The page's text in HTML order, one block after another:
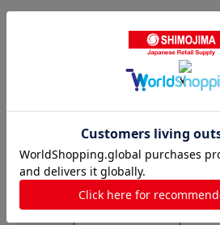
商品名
貝印 ソフトゴム 12コ
ール 7m KM5127 1個
（ご注文単位1個）